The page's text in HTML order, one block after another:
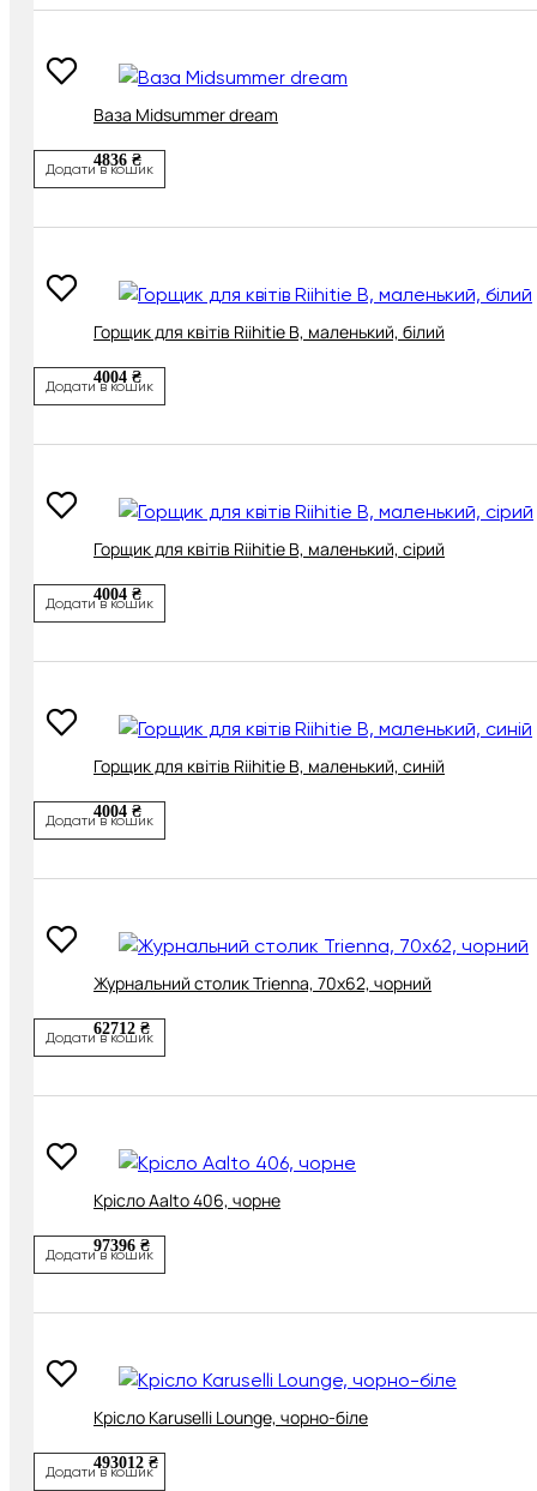
Ваза Midsummer dream
4836 ₴
Додати в кошик
Горщик для квітів Riihitie B, маленький, білий
4004 ₴
Додати в кошик
Горщик для квітів Riihitie B, маленький, сірий
4004 ₴
Додати в кошик
Горщик для квітів Riihitie B, маленький, синій
4004 ₴
Додати в кошик
Журнальний столик Trienna, 70х62, чорний
62712 ₴
Додати в кошик
Крісло Aalto 406, чорне
97396 ₴
Додати в кошик
Крісло Karuselli Lounge, чорно-біле
493012 ₴
Додати в кошик